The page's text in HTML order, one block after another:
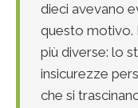
dieci avevano
questo motivo.
più diverse: lo
insicurezze
che si